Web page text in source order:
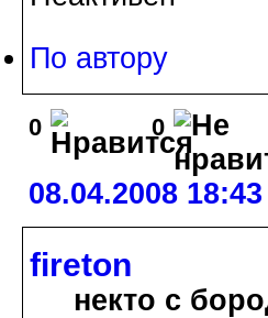
По автору
0 0
08.04.2008 18:43
fireton
некто с